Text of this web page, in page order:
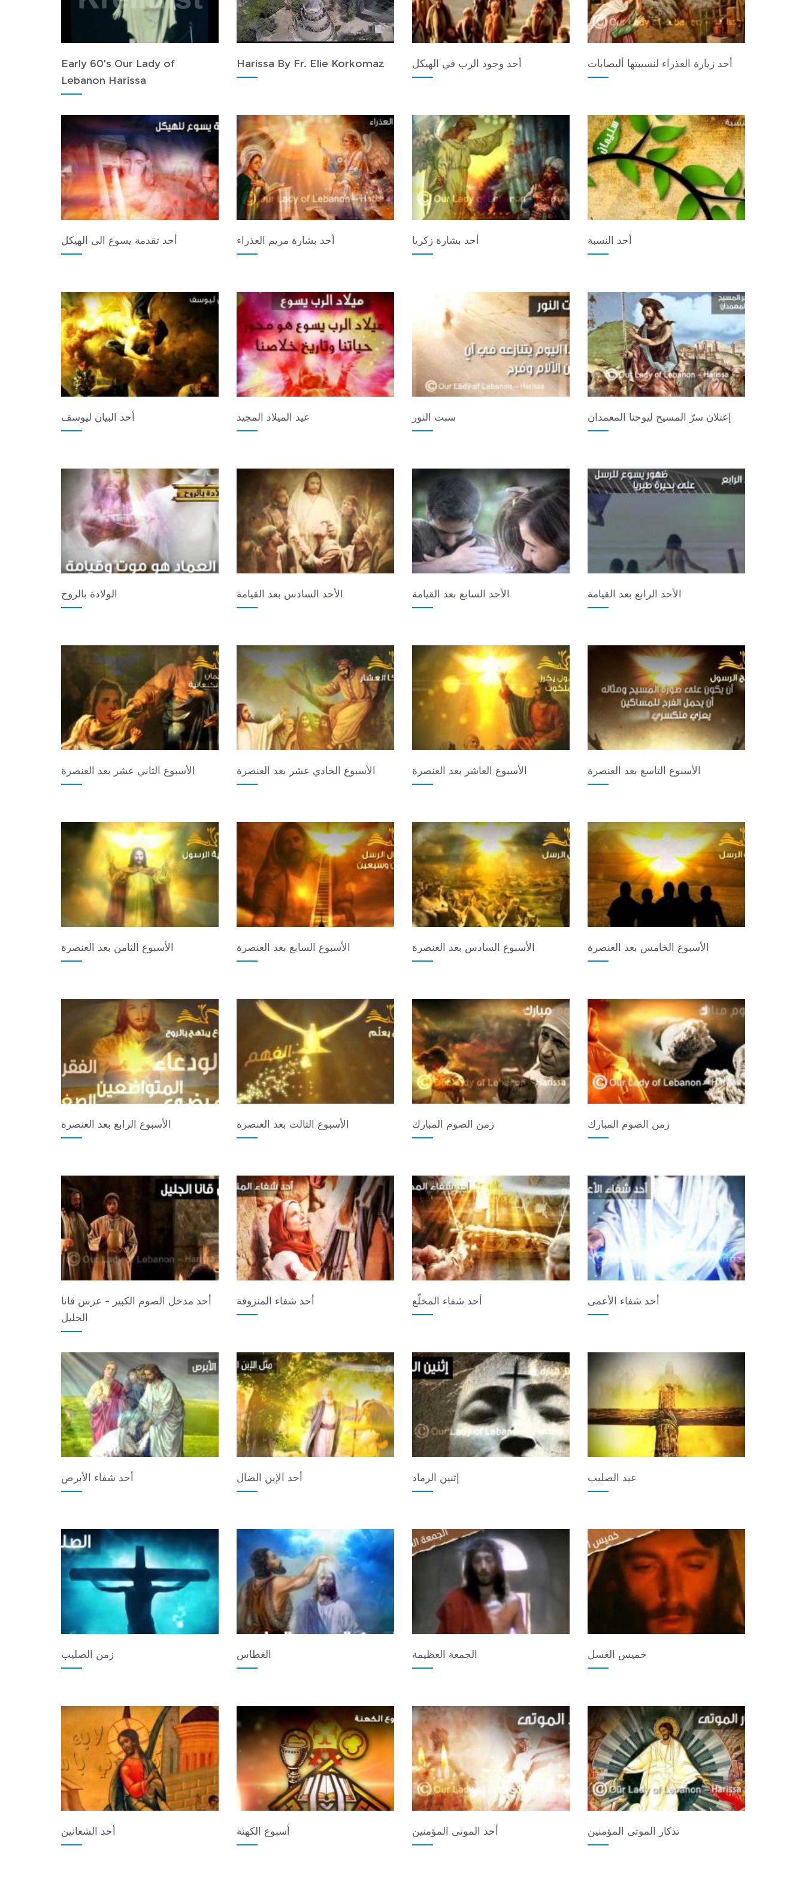
Early 60's Our Lady of
Lebanon Harissa
Harissa By Fr. Elie Korkomaz أحد وجود الرب في الهيكل أحد زيارة العذراء لنسيبتها أليصابات
أحد تقدمة يسوع الى الهيكل أحد بشارة مريم العذراء أحد بشارة زكريا أحد النسبة
أحد البيان ليوسف عيد الميلاد المجيد سبت النور إعتلان سرّ المسيح ليوحنا المعمدان
الولادة بالروح الأحد السادس بعد القيامة الأحد السابع بعد القيامة الأحد الرابع بعد القيامة
الأسبوع الثاني عشر بعد العنصرة الأسبوع الحادي عشر بعد العنصرة الأسبوع العاشر بعد العنصرة الأسبوع التاسع بعد العنصرة
الأسبوع الثامن بعد العنصرة الأسبوع السابع بعد العنصرة الأسبوع السادس بعد العنصرة الأسبوع الخامس بعد العنصرة
الأسبوع الرابع بعد العنصرة الأسبوع الثالث بعد العنصرة زمن الصوم المبارك زمن الصوم المبارك
أحد مدخل الصوم الكبير - عرس قانا
الجليل
أحد شفاء المنزوفة أحد شفاء المخلّع أحد شفاء الأعمى
أحد شفاء الأبرص أحد الإبن الضال إثنين الرماد عيد الصليب
زمن الصليب الغطاس الجمعة العظيمة خميس الغسل
أحد الشعانين أسبوع الكهنة أحد الموتى المؤمنين تذكار الموتى المؤمنين